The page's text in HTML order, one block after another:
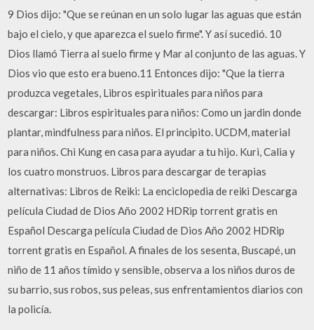
9 Dios dijo: "Que se reúnan en un solo lugar las aguas que están
bajo el cielo, y que aparezca el suelo firme". Y así sucedió. 10
Dios llamó Tierra al suelo firme y Mar al conjunto de las aguas. Y
Dios vio que esto era bueno.11 Entonces dijo: "Que la tierra
produzca vegetales, Libros espirituales para niños para
descargar: Libros espirituales para niños: Como un jardin donde
plantar, mindfulness para niños. El principito. UCDM, material
para niños. Chi Kung en casa para ayudar a tu hijo. Kuri, Calia y
los cuatro monstruos. Libros para descargar de terapias
alternativas: Libros de Reiki: La enciclopedia de reiki Descarga
película Ciudad de Dios Año 2002 HDRip torrent gratis en
Español Descarga película Ciudad de Dios Año 2002 HDRip
torrent gratis en Español. A finales de los sesenta, Buscapé, un
niño de 11 años tímido y sensible, observa a los niños duros de
su barrio, sus robos, sus peleas, sus enfrentamientos diarios con
la policía.